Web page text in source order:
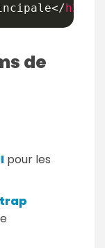
</h2
de
pour les